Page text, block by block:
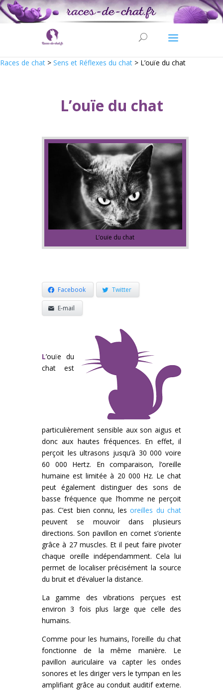
Races de chat > Sens et Réflexes du chat > L’ouïe du chat
L’ouïe du chat
L’ouïe du chat
Facebook Twitter
E-mail
L’ouïe du
chat est
particulièrement sensible aux son aigus et
donc aux hautes fréquences. En effet, il
perçoit les ultrasons jusqu’à 30 000 voire
60 000 Hertz. En comparaison, l’oreille
humaine est limitée à 20 000 Hz. Le chat
peut également distinguer des sons de
basse fréquence que l’homme ne perçoit
pas. C’est bien connu, lesoreilles du chat
peuvent se mouvoir dans plusieurs
directions. Son pavillon en cornet s’oriente
grâce à 27 muscles. Et il peut faire pivoter
chaque oreille indépendamment. Cela lui
permet de localiser précisément la source
du bruit et d’évaluer la distance.
La gamme des vibrations perçues est
environ 3 fois plus large que celle des
humains.
Comme pour les humains, l’oreille du chat
fonctionne de la même manière. Le
pavillon auriculaire va capter les ondes
sonores et les diriger vers le tympan en les
amplifiant grâce au conduit auditif externe.